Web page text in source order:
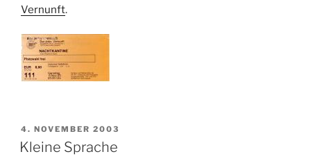
Vernunft.
VERÖFFENTLICHT
AM
4. NOVEMBER 2003
Kleine Sprache